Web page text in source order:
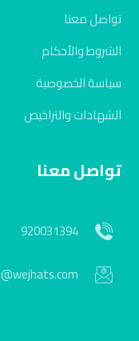
تواصل معنا
الشروط والأحكام
سياسة الخصوصية
الشهادات والتراخيص
تواصل معنا
920031394